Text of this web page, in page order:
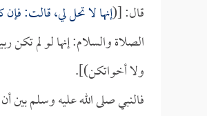
قال: [(إنها لا تحل لي، قالت:
الصلاة والسلام: إنها لو لم تكن
ولا أخواتكن)].
فالنبي صلى الله عليه وسلم بين